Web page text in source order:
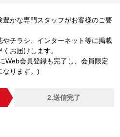
かな専門スタッフがお客様のご要
チラシ、インターネット等に掲載
お届けします。
Web会員登録も完了し、会員限定
なります。)
2.送信完了